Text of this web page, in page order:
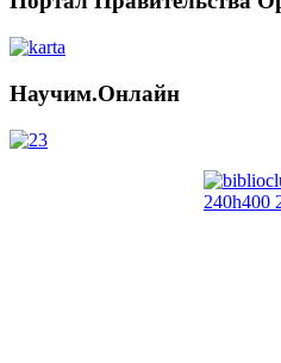
Научим.Онлайн